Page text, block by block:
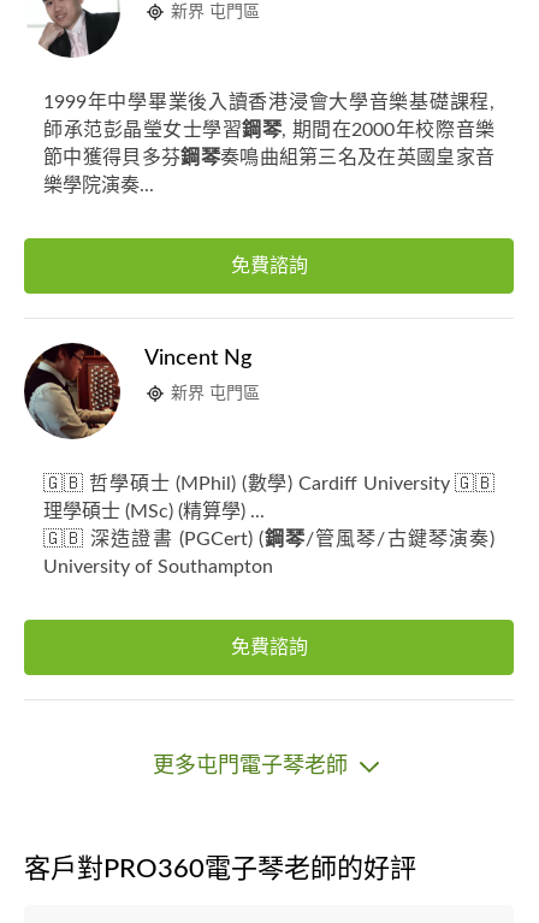
新界 屯門區
1999年中學畢業後入讀香港浸會大學音樂基礎課程,
師承范彭晶瑩女士學習鋼琴, 期間在2000年校際音樂
節中獲得貝多芬鋼琴奏鳴曲組第三名及在英國皇家音
樂學院演奏...
免費諮詢
Vincent Ng
新界 屯門區
🇬🇧 哲學碩士 (MPhil) (數學) Cardiff University 🇬🇧
理學碩士 (MSc) (精算學) ...
🇬🇧 深造證書 (PGCert) (鋼琴/管風琴/古鍵琴演奏)
University of Southampton
免費諮詢
更多屯門電子琴老師
客戶對PRO360電子琴老師的好評